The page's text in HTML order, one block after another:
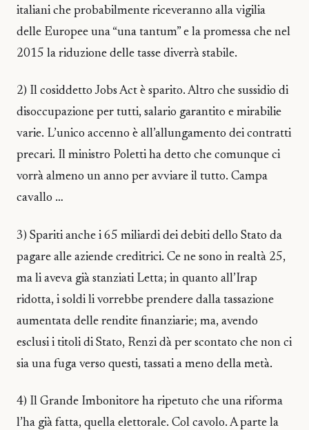
italiani che probabilmente riceveranno alla vigilia
delle Europee una “una tantum” e la promessa che nel
2015 la riduzione delle tasse diverrà stabile.
2) Il cosiddetto Jobs Act è sparito. Altro che sussidio di
disoccupazione per tutti, salario garantito e mirabilie
varie. L’unico accenno è all’allungamento dei contratti
precari. Il ministro Poletti ha detto che comunque ci
vorrà almeno un anno per avviare il tutto. Campa
cavallo …
3) Spariti anche i 65 miliardi dei debiti dello Stato da
pagare alle aziende creditrici. Ce ne sono in realtà 25,
ma li aveva già stanziati Letta; in quanto all’Irap
ridotta, i soldi li vorrebbe prendere dalla tassazione
aumentata delle rendite finanziarie; ma, avendo
esclusi i titoli di Stato, Renzi dà per scontato che non ci
sia una fuga verso questi, tassati a meno della metà.
4) Il Grande Imbonitore ha ripetuto che una riforma
l’ha già fatta, quella elettorale. Col cavolo. A parte la